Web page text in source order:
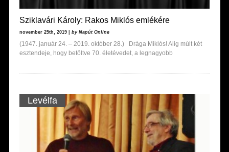
Sziklavári Károly: Rakos Miklós emlékére
november 25th, 2019 | by Napút Online
(1947. január 24. – 2019. október 28.) Drága Miklós! Alig múlt két
esztendeje, hogy betöltve 70. életévedet, a legnagyobb
Levélfa